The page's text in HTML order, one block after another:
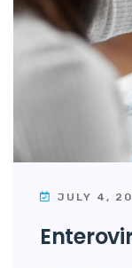
JULY 4,